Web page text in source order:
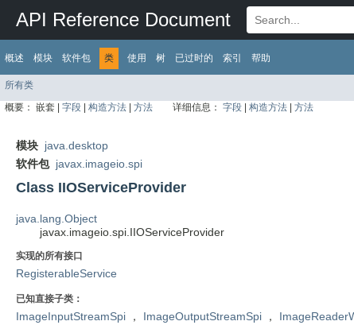
API Reference Document
概述 模块 软件包 类 使用 树 已过时的 索引 帮助
所有类
概要： 嵌套 | 字段 构造方法 方法 详细信息： 字段 构造方法 方法
模块 java.desktop
软件包 javax.imageio.spi
Class IIOServiceProvider
java.lang.Object
javax.imageio.spi.IIOServiceProvider
实现的所有接口
RegisterableService
已知直接子类：
ImageInputStreamSpi ， ImageOutputStreamSpi ，